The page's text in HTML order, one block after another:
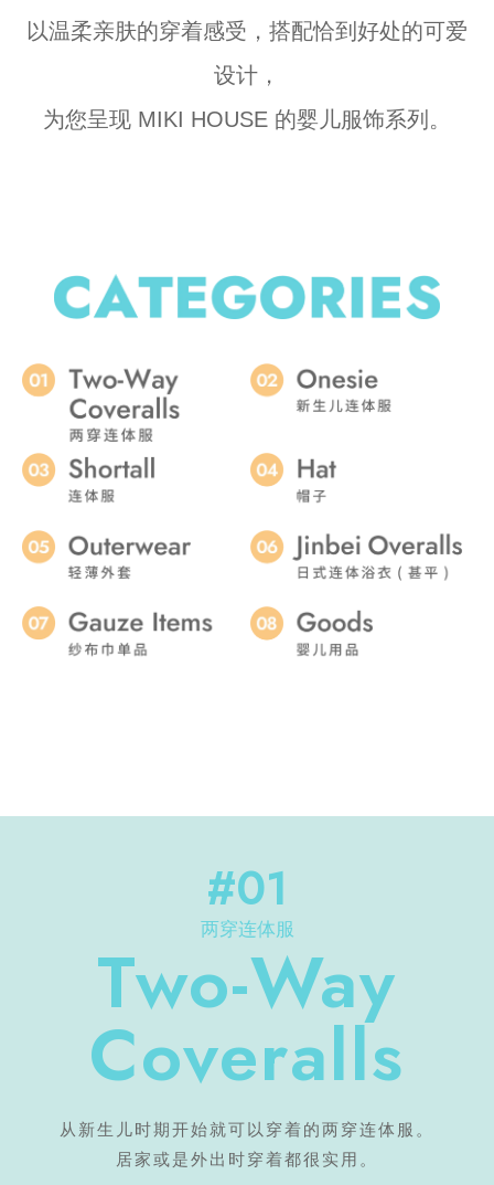
以温柔亲肤的穿着感受，搭配恰到好处的可爱
设计，
为您呈现 MIKI HOUSE 的婴儿服饰系列。
#01
两穿连体服
Two-Way
Coveralls
从新生儿时期开始就可以穿着的两穿连体服。
居家或是外出时穿着都很实用。